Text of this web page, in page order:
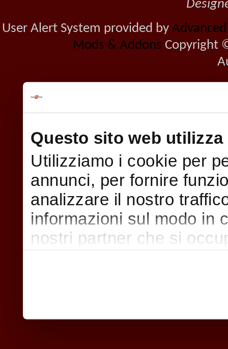
Questo sito web utilizza
Utilizziamo i cookie per
annunci, per fornire
analizzare il nostro
informazioni sul modo in
nostri partner che si
nostri cookie se
User Alert System provided by
Mods & Addons Copyright